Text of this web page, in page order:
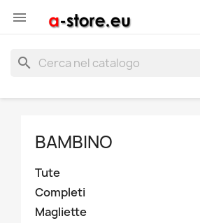

search
BAMBINO
Tute
Completi
Magliette